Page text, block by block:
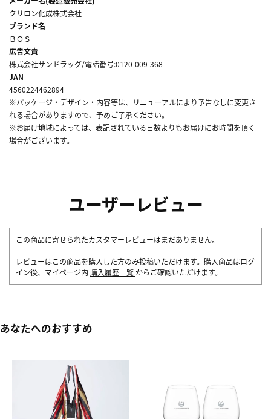
クリロン化成株式会社
ブランド名
ＢＯＳ
広告文責
株式会社サンドラッグ/電話番号:0120-009-368
JAN
4560224462894
※パッケージ・デザイン・内容等は、リニューアルにより予告なしに変更さ
れる場合がありますので、予めご了承ください。
※お届け地域によっては、表記されている日数よりもお届けにお時間を頂く
場合がございます。
ユーザーレビュー
この商品に寄せられたカスタマーレビューはまだありません。
レビューはこの商品を購入した方のみ投稿いただけます。購入商品はログ
イン後、マイページ内 購入履歴一覧 からご確認いただけます。
あなたへのおすすめ